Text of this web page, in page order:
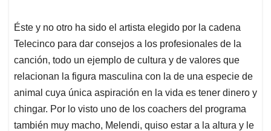
Éste y no otro ha sido el artista elegido por la cadena
Telecinco para dar consejos a los profesionales de la
canción, todo un ejemplo de cultura y de valores que
relacionan la figura masculina con la de una especie de
animal cuya única aspiración en la vida es tener dinero y
chingar. Por lo visto uno de los coachers del programa
también muy macho, Melendi, quiso estar a la altura y le